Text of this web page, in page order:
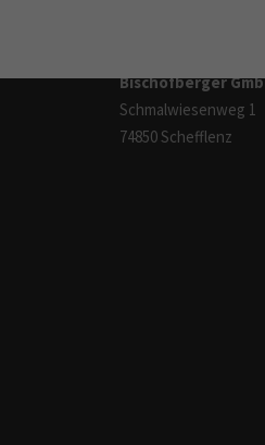
Bischofberger
Schmalwiesenweg 1
74850 Schefflenz